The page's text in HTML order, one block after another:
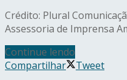
Crédito: Plural
Assessoria de Imprensa
Continue lendo
Compartilhar
Tweet